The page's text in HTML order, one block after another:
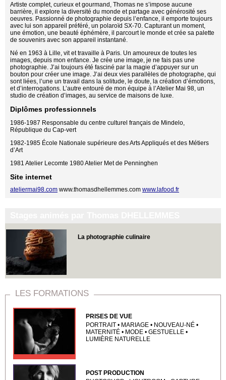
Artiste complet, curieux et gourmand, Thomas ne s’impose aucune
barrière, il explore la diversité du monde et partage avec générosité ses
oeuvres. Passionné de photographie depuis l’enfance, il emporte toujours
avec lui son appareil préféré, un polaroïd SX-70. Capturant un moment,
une émotion, une beauté éphémère, il parcourt le monde et crée sa palette
de souvenirs avec son appareil instantané.
Né en 1963 à Lille, vit et travaille à Paris. Un amoureux de toutes les
images, depuis mon enfance. Je crée une image, je ne fais pas une
photographie. J’ai toujours été fasciné par la magie d’appuyer sur un
bouton pour créer une image. J’ai deux vies parallèles de photographe, qui
sont liées, l’une un travail dans la solitude, le doute, la création d’émotions,
et d’interrogations. L’autre entouré de mon équipe à l’Atelier Mai 98, un
studio de création d’images, au service de maisons de luxe.
Diplômes professionnels
1986-1987 Responsable du centre culturel français de Mindelo,
République du Cap-vert
1982-1985 École Nationale supérieure des Arts Appliqués et des Métiers
d’Art
1981 Atelier Lecomte 1980 Atelier Met de Penninghen
Site internet
ateliermai98.com www.thomasdhellemmes.com www.lafood.fr
La photographie culinaire
LES FORMATIONS
PRISES DE VUE
PORTRAIT • MARIAGE • NOUVEAU-NÉ •
MATERNITÉ • MODE • GESTUELLE •
LUMIÈRE NATURELLE
POST PRODUCTION